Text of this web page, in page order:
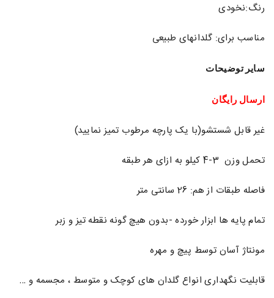
رنگ:نخودی
مناسب برای: گلدانهای طبیعی
سایر توضیحات
ارسال رایگان
غیر قابل شستشو(با یک پارچه مرطوب تمیز نمایید)
تحمل وزن 3-4 کیلو به ازای هر طبقه
فاصله طبقات از هم: 26 سانتی متر
تمام پایه ها ابزار خورده -بدون هیچ گونه نقطه تیز و زبر
مونتاژ آسان توسط پیچ‌ و مهره
قابلیت نگهداری انواع گلدان های کوچک و متوسط ، مجسمه و …